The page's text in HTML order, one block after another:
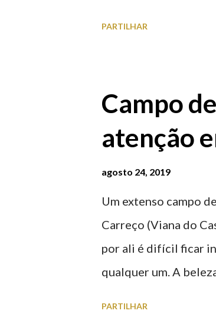
PARTILHAR
Campo
atenção
agosto 24, 2019
Um extenso campo
Carreço (Viana do
por ali é difícil ficar
qualquer um. A
PARTILHAR